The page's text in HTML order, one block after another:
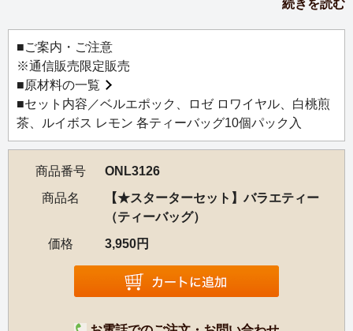
動の人気No.1フレーバード緑茶「白桃煎茶」など、ご自宅
用にもご贈答用にも好まれる、ルピシアの「顔」を厳選し
ました。
続きを読む
■ご案内・ご注意
※通信販売限定販売
■原材料の一覧
■セット内容／ベルエポック、ロゼ ロワイヤル、白桃煎
茶、ルイボス レモン 各ティーバッグ10個パック入
商品番号
ONL3126
商品名
【★スターターセット】バラエティー
（ティーバッグ）
価格
3,950円